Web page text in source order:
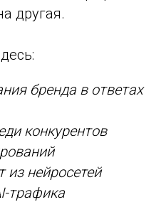
другая.
бренда в ответах
конкурентов
из нейросетей
трафика